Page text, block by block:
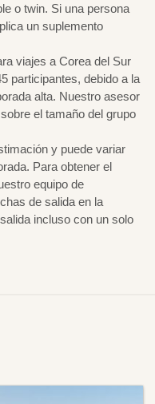
o twin. Si una persona
un suplemento
viajes a Corea del Sur
participantes, debido a la
alta. Nuestro asesor
el tamaño del grupo
y puede variar
Para obtener el
equipo de
de salida en la
incluso con un solo